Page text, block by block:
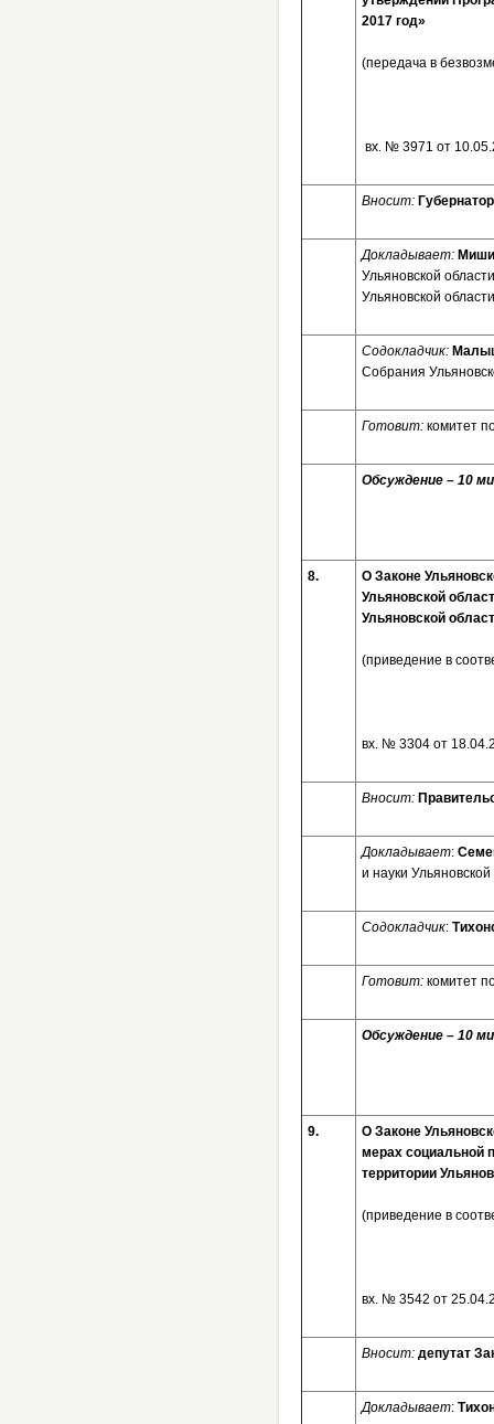
2017 год»
(передача в
вх. №
Вносит:
Докладывает:
Ульяновской
Ульяновской области
Содокладчик:
Собрания
Готовит: комитет
Обсуждение – 10
8.
О Законе
Ульяновской
Ульяновской
(приведение в
вх. №
Вносит:
Докладывает:
и науки
Содокладчик:
Готовит: комитет
Обсуждение – 10
9.
О Законе
мерах социальной
территории
(приведение в
вх. №
Вносит: депутат
Докладывает: